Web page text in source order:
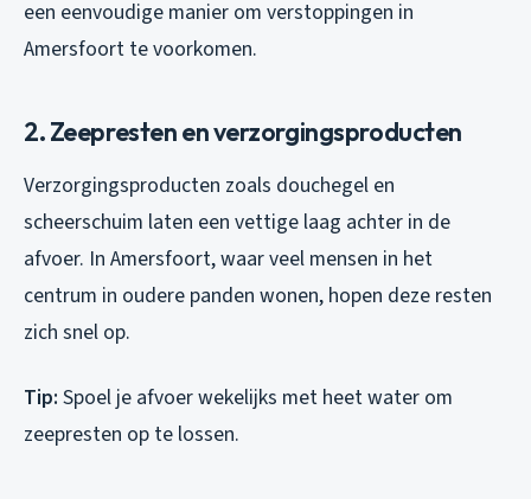
een eenvoudige manier om verstoppingen in
Amersfoort te voorkomen.
2. Zeepresten en verzorgingsproducten
Verzorgingsproducten zoals douchegel en
scheerschuim laten een vettige laag achter in de
afvoer. In Amersfoort, waar veel mensen in het
centrum in oudere panden wonen, hopen deze resten
zich snel op.
Tip: Spoel je afvoer wekelijks met heet water om
zeepresten op te lossen.